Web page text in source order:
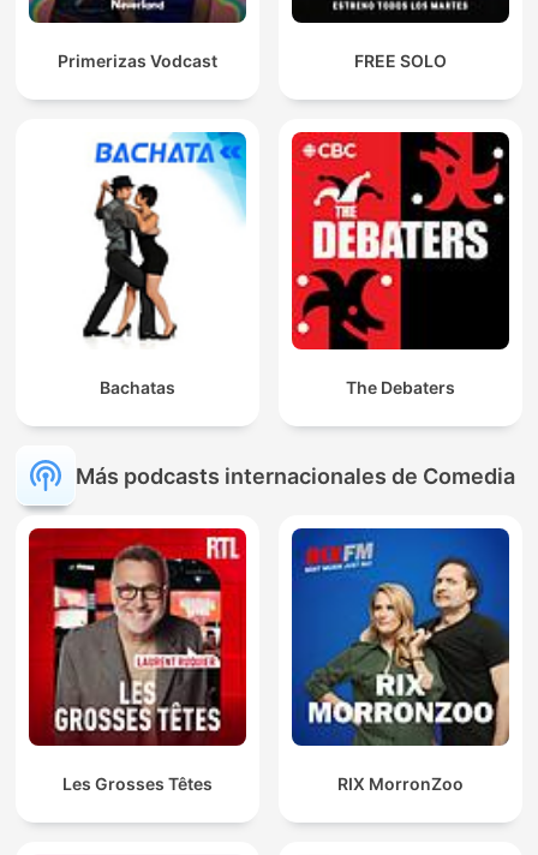
Primerizas Vodcast FREE SOLO
Bachatas The Debaters
Más podcasts internacionales de Comedia
Les Grosses Têtes RIX MorronZoo